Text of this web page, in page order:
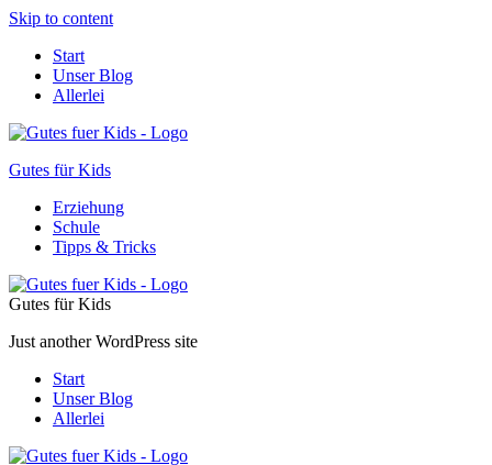
Skip to content
Start
Unser Blog
Allerlei
Gutes für Kids
Erziehung
Schule
Tipps & Tricks
Gutes für Kids
Just another WordPress site
Start
Unser Blog
Allerlei